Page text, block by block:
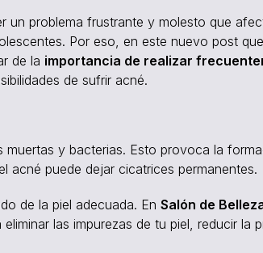
un problema frustrante y molesto que
Por eso, en este nuevo post
de la importancia de realizar
de sufrir acné.
y bacterias. Esto provoca la
acné puede dejar cicatrices permanentes.
de la piel adecuada. En Salón de
las impurezas de tu piel, reducir la